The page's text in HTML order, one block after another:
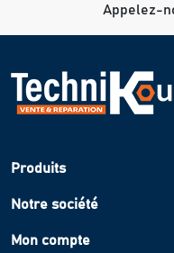
Appelez-
Produits
Notre société
Mon compte